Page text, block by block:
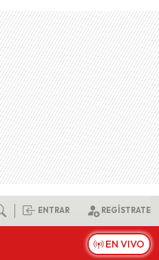
ENTRAR REGÍSTRATE
EN VIVO